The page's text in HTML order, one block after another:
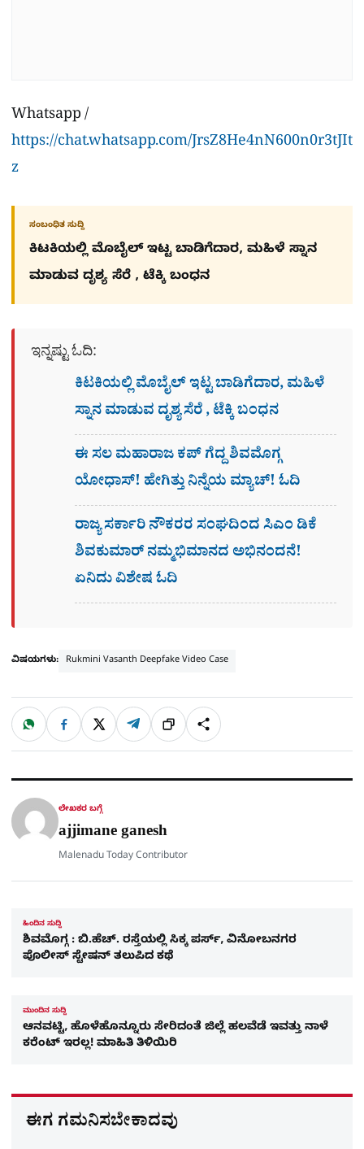
Whatsapp /
https://chat.whatsapp.com/JrsZ8He4nN600n0r3tJIt
z
ಸಂಬಂಧಿತ ಸುದ್ದಿ
ಕಿಟಕಿಯಲ್ಲಿ ಮೊಬೈಲ್ ಇಟ್ಟ ಬಾಡಿಗೆದಾರ, ಮಹಿಳೆ ಸ್ನಾನ
ಮಾಡುವ ದೃಶ್ಯ ಸೆರೆ , ಟೆಕ್ಕಿ ಬಂಧನ
ಇನ್ನಷ್ಟು ಓದಿ:
ಕಿಟಕಿಯಲ್ಲಿ ಮೊಬೈಲ್ ಇಟ್ಟ ಬಾಡಿಗೆದಾರ, ಮಹಿಳೆ
ಸ್ನಾನ ಮಾಡುವ ದೃಶ್ಯ ಸೆರೆ , ಟೆಕ್ಕಿ ಬಂಧನ
ಈ ಸಲ ಮಹಾರಾಜ ಕಪ್​ ಗೆದ್ದ ಶಿವಮೊಗ್ಗ
ಯೋಧಾಸ್​! ಹೇಗಿತ್ತು ನಿನ್ನೆಯ ಮ್ಯಾಚ್! ಓದಿ
ರಾಜ್ಯ ಸರ್ಕಾರಿ ನೌಕರರ ಸಂಘದಿಂದ ಸಿಎಂ ಡಿಕೆ
ಶಿವಕುಮಾರ್​ ನಮ್ಮಭಿಮಾನದ ಅಭಿನಂದನೆ!
ಏನಿದು ವಿಶೇಷ ಓದಿ
ವಿಷಯಗಳು: Rukmini Vasanth Deepfake Video Case
ಹಂಚಿಕೊಳ್ಳಿ
W
a
t
p
F
c
e
o
X T
l
e
a
ಲಿಂ
ಕ್
S
h
a
ಲೇಖಕರ ಬಗ್ಗೆ
ajjimane ganesh
Malenadu Today Contributor
ಹಿಂದಿನ ಸುದ್ದಿ
ಶಿವಮೊಗ್ಗ : ಬಿ.ಹೆಚ್​. ರಸ್ತೆಯಲ್ಲಿ ಸಿಕ್ಕ ಪರ್ಸ್​, ವಿನೋಬನಗರ
ಪೊಲೀಸ್ ಸ್ಟೇಷನ್​ ತಲುಪಿದ ಕಥೆ
ಮುಂದಿನ ಸುದ್ದಿ
ಆನವಟ್ಟಿ, ಹೊಳೆಹೊನ್ನೂರು ಸೇರಿದಂತೆ ಜಿಲ್ಲೆ ಹಲವೆಡೆ ಇವತ್ತು ನಾಳೆ
ಕರೆಂಟ್ ಇರಲ್ಲ! ಮಾಹಿತಿ ತಿಳಿಯಿರಿ
ಈಗ ಗಮನಿಸಬೇಕಾದವು